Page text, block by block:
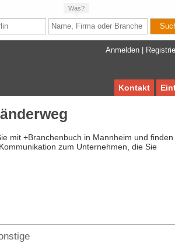
Was?
Anmelden
Kontakt
mit +Branchenbuch in Mannheim und finden
zum Unternehmen, die Sie